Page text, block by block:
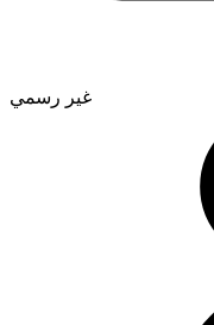
غير رسمي